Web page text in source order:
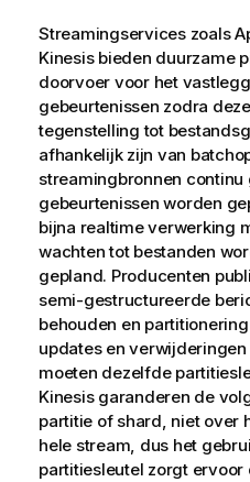
Streamingservices zoals
Kinesis bieden duurzame
doorvoer voor het
gebeurtenissen zodra
tegenstelling tot
afhankelijk zijn van
streamingbronnen
gebeurtenissen worden
bijna realtime verwerking
wachten tot bestanden
gepland. Producenten
semi-gestructureerde
behouden en
updates en
moeten dezelfde
Kinesis garanderen de
partitie of shard, niet over
hele stream, dus het
partitiesleutel zorgt